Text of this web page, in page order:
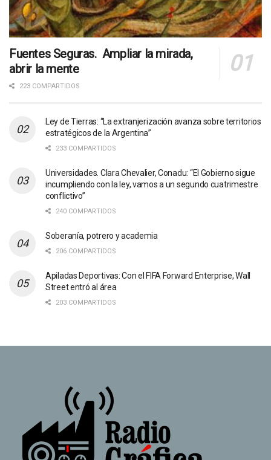
Fuentes Seguras. Ampliar la mirada,
abrir la mente
223 COMPARTIDOS
Ley de Tierras: “La extranjerización avanza sobre territorios
estratégicos de la Argentina”
233 COMPARTIDOS
Universidades. Clara Chevalier, Conadu: “El Gobierno sigue
incumpliendo con la ley, vamos a un segundo cuatrimestre
conflictivo”
240 COMPARTIDOS
Soberanía, potrero y academia
206 COMPARTIDOS
Apiladas Deportivas: Con el FIFA Forward Enterprise, Wall
Street entró al área
203 COMPARTIDOS